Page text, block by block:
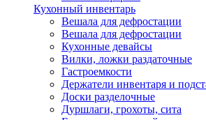
Кухонный инвентарь
Вешала для дефростации
Вешала для дефростации
Кухонные девайсы
Вилки, ложки раздаточные
Гастроемкости
Держатели инвентаря и
Доски разделочные
Дуршлаги, грохоты, сита